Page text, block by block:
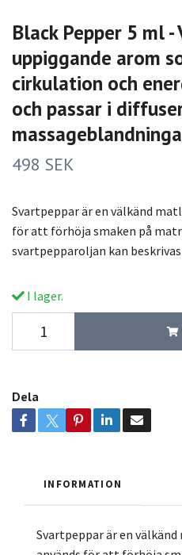
Black Pepper 5 ml
uppiggande arom
cirkulation och
och passar i
498 SEK
Svartpeppar är en välkänd
för att förhöja smaken på
svartpepparoljan kan
I lager.
Dela
INFORMATION
Svartpeppar är en